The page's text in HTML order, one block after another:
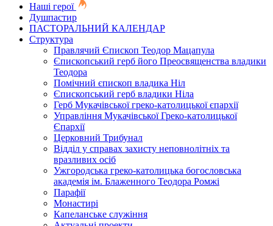
Наші герої
Душпастир
ПАСТОРАЛЬНИЙ КАЛЕНДАР
Структура
Правлячий Єпископ Теодор Мацапула
Єпископський герб його Преосвященства владики
Теодора
Помічний єпископ владика Ніл
Єпископський герб владики Ніла
Герб Мукачівської греко-католицької єпархії
Управління Мукачівської Греко-католицької
Єпархії
Церковний Трибунал
Відділ у справах захисту неповнолітніх та
вразливих осіб
Ужгородська греко-католицька богословська
академія ім. Блаженного Теодора Ромжі
Парафії
Монастирі
Капеланське служіння